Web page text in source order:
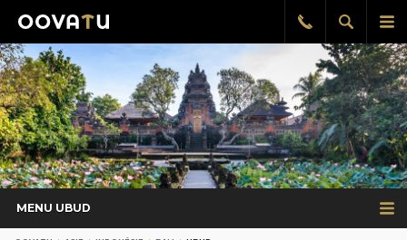
le
Afficher
la
Rappel
gratuit
MENU UBUD